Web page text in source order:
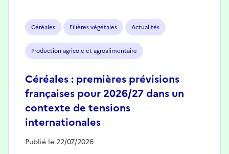
Céréales Filières végétales Actualités
Production agricole et agroalimentaire
Céréales : premières prévisions
françaises pour 2026/27 dans un
contexte de tensions
internationales
Publié le 22/07/2026